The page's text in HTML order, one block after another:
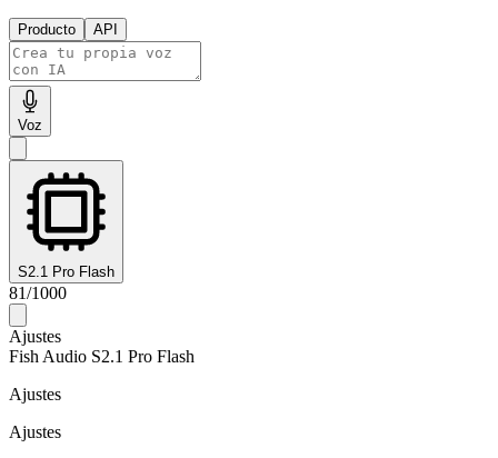
Producto API
Voz
S2.1 Pro Flash
81/1000
Ajustes
Fish Audio S2.1 Pro Flash
Ajustes
Ajustes